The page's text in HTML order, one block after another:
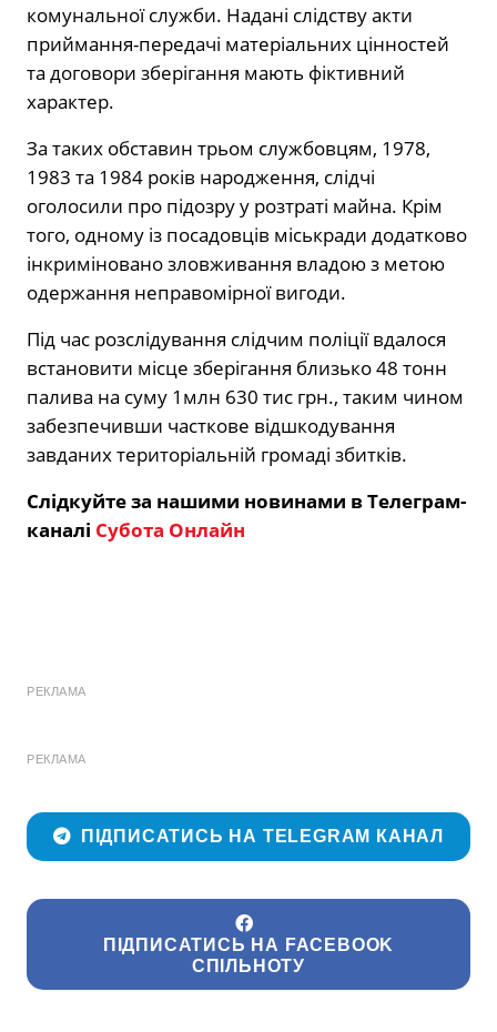
комунальної служби. Надані слідству акти
приймання-передачі матеріальних цінностей
та договори зберігання мають фіктивний
характер.
За таких обставин трьом службовцям, 1978,
1983 та 1984 років народження, слідчі
оголосили про підозру у розтраті майна. Крім
того, одному із посадовців міськради додатково
інкриміновано зловживання владою з метою
одержання неправомірної вигоди.
Під час розслідування слідчим поліції вдалося
встановити місце зберігання близько 48 тонн
палива на суму 1млн 630 тис грн., таким чином
забезпечивши часткове відшкодування
завданих територіальній громаді збитків.
Слідкуйте за нашими новинами в Телеграм-
каналі Субота Онлайн
РЕКЛАМА
РЕКЛАМА
ПІДПИСАТИСЬ НА TELEGRAM КАНАЛ
ПІДПИСАТИСЬ НА FACEBOOK
СПІЛЬНОТУ